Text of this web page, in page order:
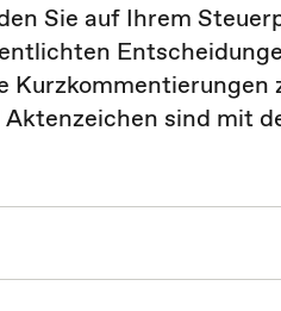
Sie auf Ihrem
Kurzkommentierungen
sind mit